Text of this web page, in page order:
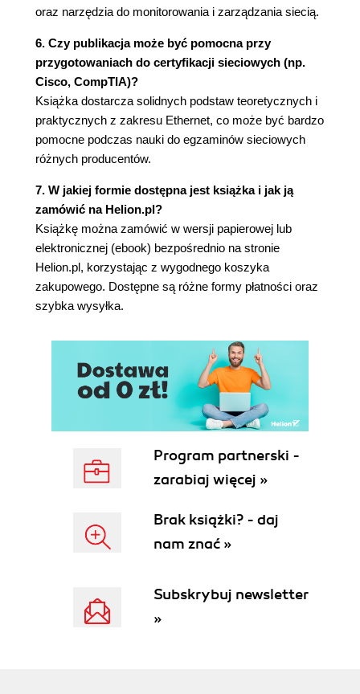
Obsługa pełnego dupleksu przez różne
Długości segmentów nośników pracujących
w trybie pełnego dupleksu (71)
Kontrola przepływu w systemie Ethernet (72)
Operacja PAUSE (73)
Protokoły wysokiego poziomu a ramka Ethernet
(74)
Multipleksowanie danych w ramkach (74)
Sterowanie łączem logicznym IEEE (75)
Protokół dostępu do podsieci LLC (76)
5. Automatyczna negocjacja (79)
Rozwój protokołu automatycznej negocjacji (80)
Automatyczna negocjacja dla nośników
światłowodowych (80)
Podstawowe pojęcia związane z automatyczną
Sygnalizacja automatycznej negocjacji (82)
Działanie wiązki FLP (84)
Proces automatycznej negocjacji (86)
Równoległa detekcja (88)
Działanie systemu równoległej detekcji (89)
dupleksu (90)
Charakterystyka czasowa protokołu
Automatyczna negocjacja a problemy związane z
okablowaniem (92)
Problemy okablowania a automatyczna
negocjacja w systemach Gigabit Ethernet
oraz narzędzia do monitorowania i zarządzania siecią.
6. Czy publikacja może być pomocna przy
przygotowaniach do certyfikacji sieciowych (np.
Cisco, CompTIA)?
Książka dostarcza solidnych podstaw teoretycznych i
praktycznych z zakresu Ethernet, co może być bardzo
pomocne podczas nauki do egzaminów sieciowych
różnych producentów.
7. W jakiej formie dostępna jest książka i jak ją
zamówić na Helion.pl?
Książkę można zamówić w wersji papierowej lub
elektronicznej (ebook) bezpośrednio na stronie
Helion.pl, korzystając z wygodnego koszyka
zakupowego. Dostępne są różne formy płatności oraz
szybka wysyłka.
Program partnerski -
zarabiaj więcej »
Brak książki? - daj
nam znać »
Subskrybuj newsletter
»